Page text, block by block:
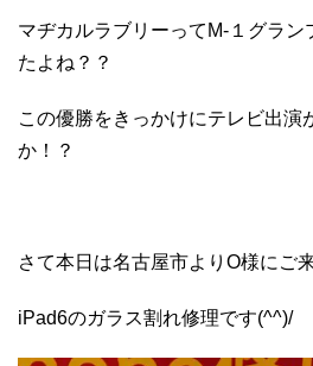
マヂカルラブリーってM-１グラン
たよね？？
この優勝をきっかけにテレビ出演
か！？
さて本日は名古屋市よりO様にご
iPad6のガラス割れ修理です(^^)/